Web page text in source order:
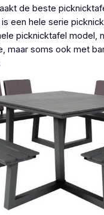
de beste
is een hele serie
picknicktafel model,
maar soms ook met